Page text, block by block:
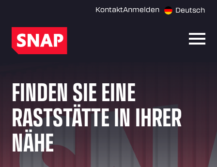
KontaktAnmelden Deutsch
FINDEN SIE EINE
RASTSTÄTTE IN IHRER
NÄHE